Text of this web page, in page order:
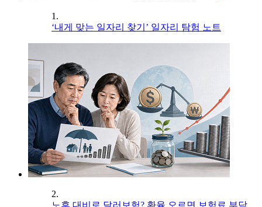
1.
‘내게 맞는 일자리 찾기’ 일자리 탐험 노트
2.